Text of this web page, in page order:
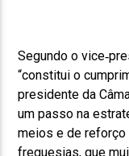
Segundo o
“constitui o
presidente da
um passo na
meios e de reforço
freguesias, que